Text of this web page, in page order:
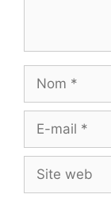
Nom
Site
web